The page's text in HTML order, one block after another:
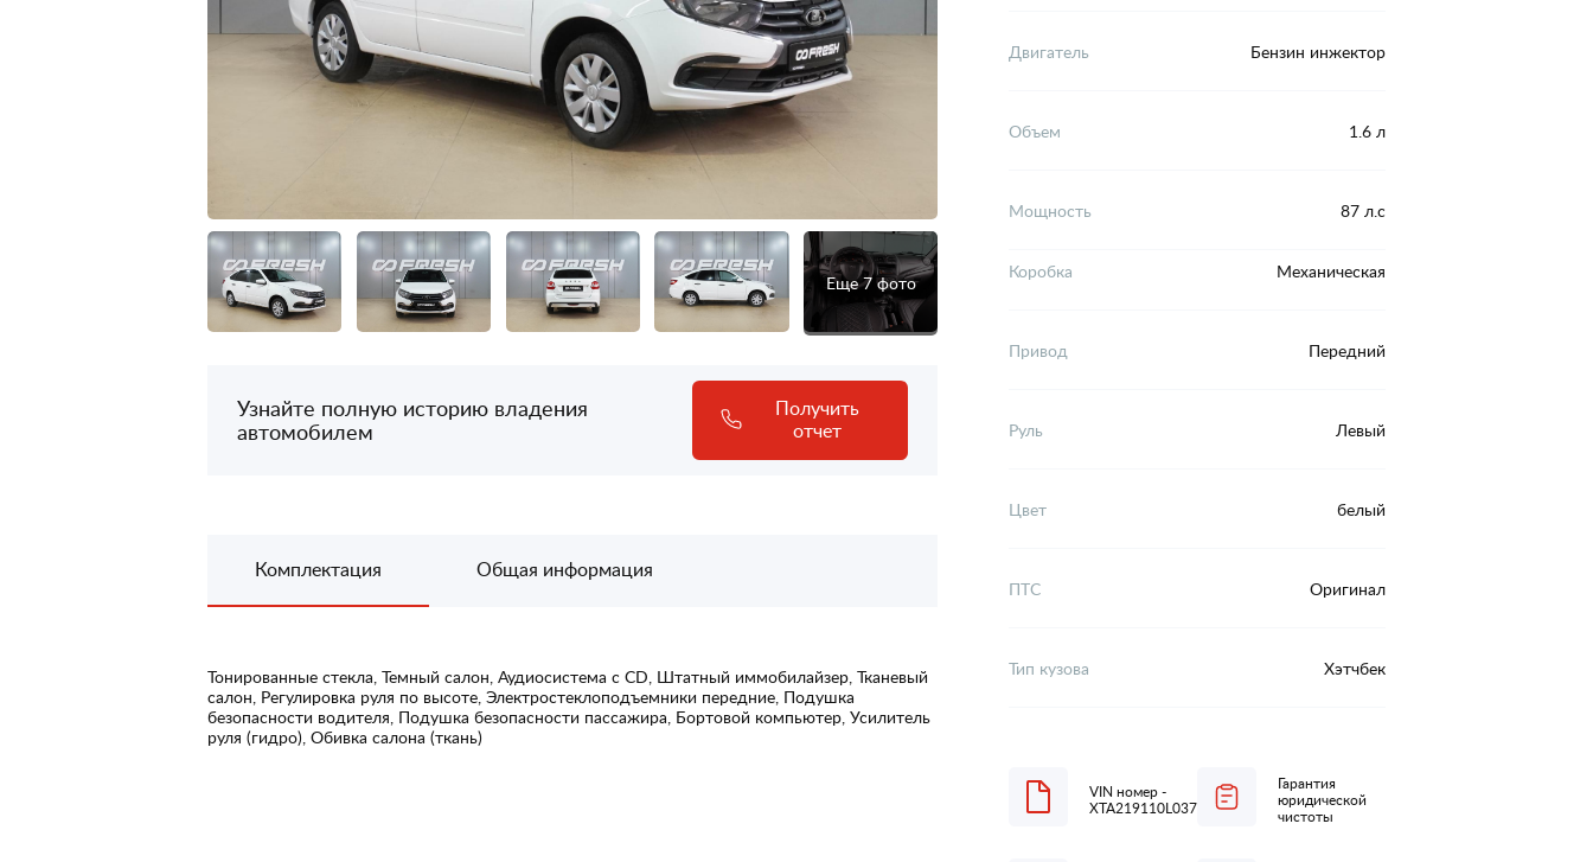
Еще 7 фото
Узнайте полную историю владения
автомобилем
Получить
отчет
Комплектация Общая информация
Тонированные стекла, Темный салон, Аудиосистема с CD, Штатный иммобилайзер, Тканевый
салон, Регулировка руля по высоте, Электростеклоподъемники передние, Подушка
безопасности водителя, Подушка безопасности пассажира, Бортовой компьютер, Усилитель
руля (гидро), Обивка салона (ткань)
Двигатель Бензин инжектор
Объем 1.6 л
Мощность 87 л.с
Коробка Механическая
Привод Передний
Руль Левый
Цвет белый
ПТС Оригинал
Тип кузова Хэтчбек
VIN номер -
XTA219110L0371668
Гарантия
юридической
чистоты